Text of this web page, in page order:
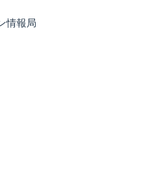
情報局